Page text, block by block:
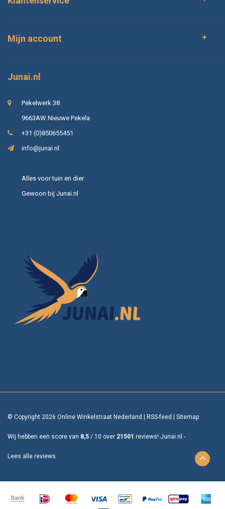
Mijn account
Junai.nl
Pekelwerk 38
9663AW Nieuwe Pekela
+31 (0)850655451
info@junai.nl
Alles voor tuin en dier
Gewoon bij Junai.nl
© Copyright 2026 Online Winkelstraat Nederland RSS-feed Sitemap
Wij hebben een score van 8,5 / 10 over 21501 reviews! Junai.nl -
Lees alle reviews